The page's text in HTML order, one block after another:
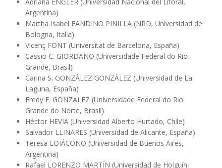
Argentina)
Martha Isabel FANDIÑO PINILLA (NRD, Universidad de
Bologna, Italia)
Vicenç FONT (Universitat de Barcelona, España)
Cassio C. GIORDANO (Universidade Federal do Rio
Grande, Brasil)
Carina S. GONZÁLEZ GONZÁLEZ (Universidad de La
Laguna, España)
Fredy E. GONZALEZ (Universidade Federal do Rio
Grande do Norte, Brasil)
Héctor HEVIA (Universidad Alberto Hurtado, Chile)
Salvador LLINARES (Universidad de Alicante, España)
Teresa LOIÁCONO (Universidad de Buenos Aires,
Argentina)
Rafael LORENZO MARTÍN (Universidad de Holguín,